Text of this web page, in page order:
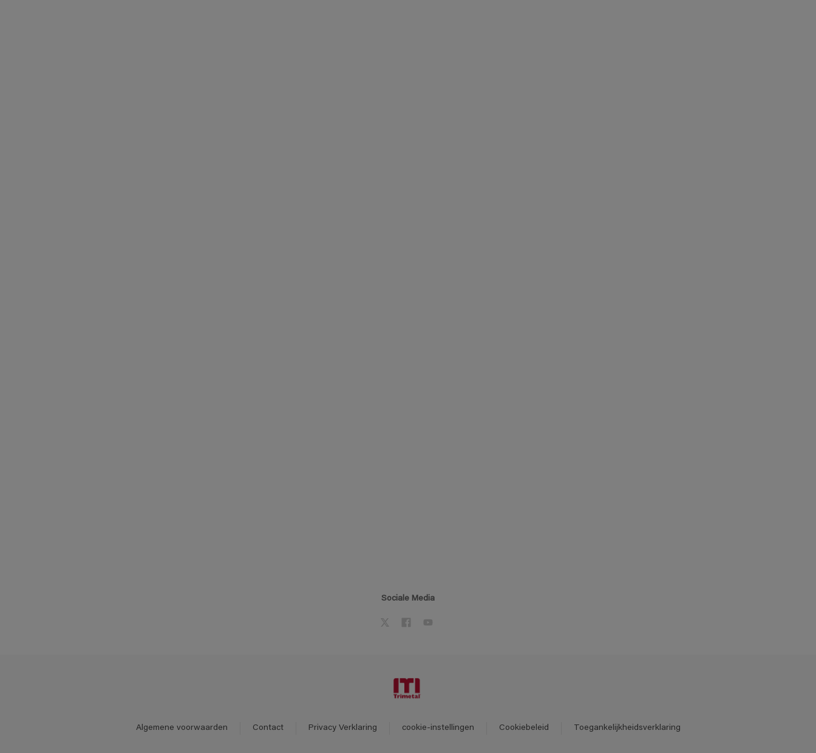
Sociale Media
Algemene voorwaarden Contact Privacy Verklaring cookie-instellingen Cookiebeleid Toegankelijkheidsverklaring